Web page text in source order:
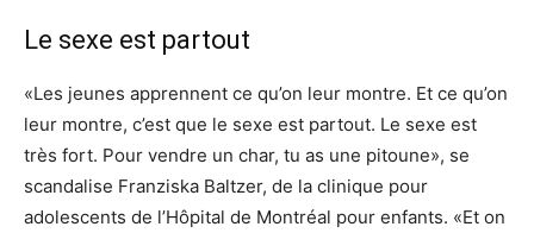
Le sexe est partout
«Les jeunes apprennent ce qu’on leur montre. Et ce qu’on
leur montre, c’est que le sexe est partout. Le sexe est
très fort. Pour vendre un char, tu as une pitoune», se
scandalise Franziska Baltzer, de la clinique pour
adolescents de l’Hôpital de Montréal pour enfants. «Et on